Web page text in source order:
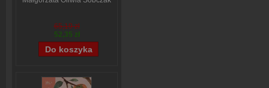
65,19 zł
52,35 zł